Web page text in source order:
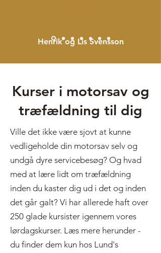
Henrik og Lis Svensson
Kurser i motorsav og
træfældning til dig
Ville det ikke være sjovt at kunne
vedligeholde din motorsav selv og
undgå dyre servicebesøg? Og hvad
med at lære lidt om træfældning
inden du kaster dig ud i det og inden
det går galt? Vi har allerede haft over
250 glade kursister igennem vores
lørdagskurser. Læs mere herunder -
du finder dem kun hos Lund's